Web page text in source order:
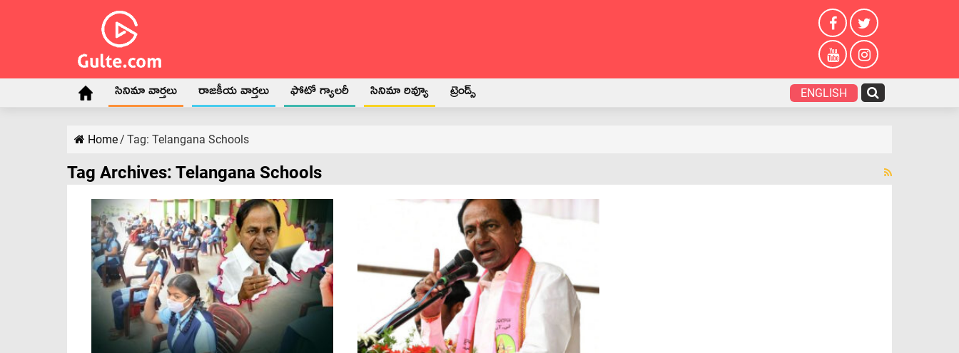
సినిమా వార్తలు రాజకీయ వార్తలు ఫోటో గ్యాలరీ సినిమా రివ్యూ ట్రెండ్స్ ENGLISH
Home/ Tag: Telangana Schools
Tag Archives: Telangana Schools